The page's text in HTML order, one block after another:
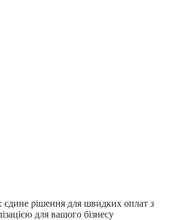
рішення для швидких оплат з
для вашого бізнесу